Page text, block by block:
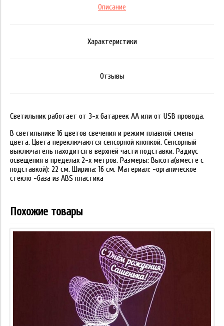
Описание
Характеристики
Отзывы
Светильник работает от 3-х батареек АА или от USB провода.
В светильнике 16 цветов свечения и режим плавной смены
цвета. Цвета переключаются сенсорной кнопкой. Сенсорный
выключатель находится в верхней части подставки. Радиус
освещения в пределах 2-х метров. Размеры: Высота(вместе с
подставкой): 22 см. Ширина: 16 см. Материал: -органическое
стекло -база из ABS пластика
Похожие товары